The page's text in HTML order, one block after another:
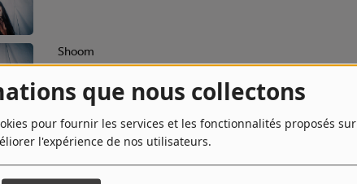
que nous collectons
pour fournir les services et les fonctionnalités proposés sur
l'expérience de nos utilisateurs.
Shoom
Heaven